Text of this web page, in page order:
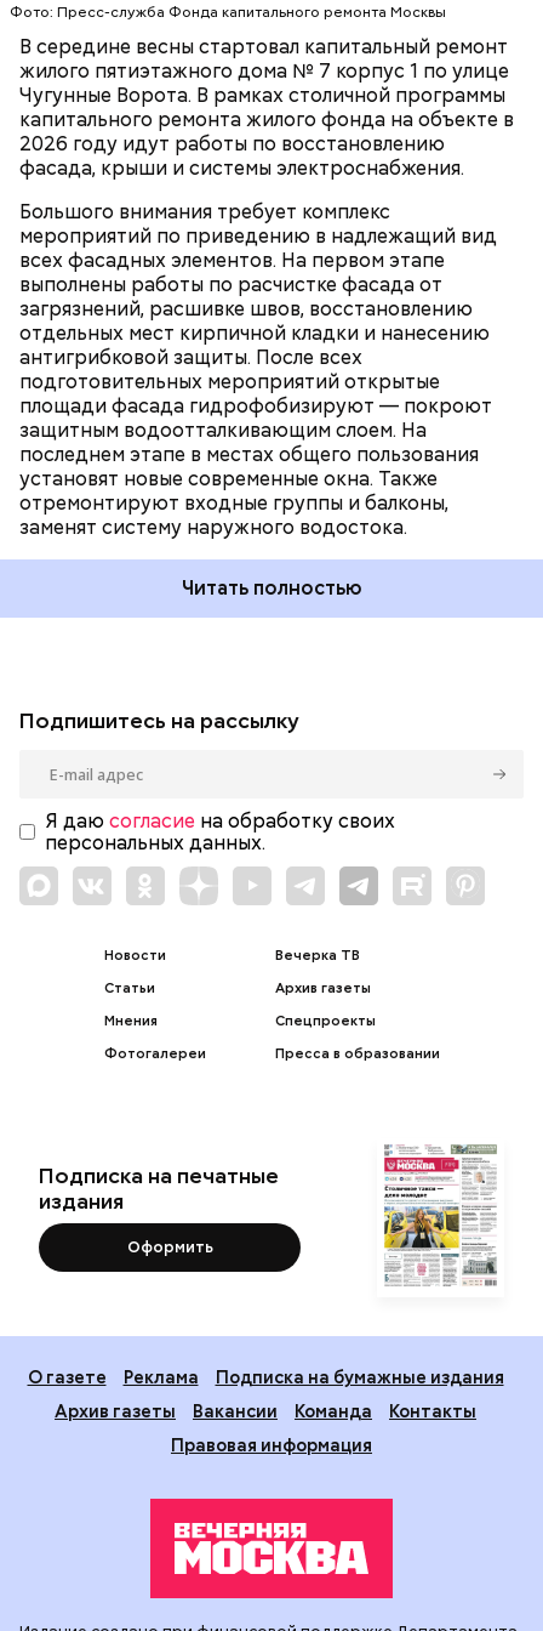
Фото: Пресс-служба Фонда капитального ремонта Москвы
В середине весны стартовал капитальный ремонт
жилого пятиэтажного дома № 7 корпус 1 по улице
Чугунные Ворота. В рамках столичной программы
капитального ремонта жилого фонда на объекте в
2026 году идут работы по восстановлению
фасада, крыши и системы электроснабжения.
Большого внимания требует комплекс
мероприятий по приведению в надлежащий вид
всех фасадных элементов. На первом этапе
выполнены работы по расчистке фасада от
загрязнений, расшивке швов, восстановлению
отдельных мест кирпичной кладки и нанесению
антигрибковой защиты. После всех
подготовительных мероприятий открытые
площади фасада гидрофобизируют — покроют
защитным водоотталкивающим слоем. На
последнем этапе в местах общего пользования
установят новые современные окна. Также
отремонтируют входные группы и балконы,
заменят систему наружного водостока.
На крыше здания специалисты усилят
стропильную систему и заменят обрешетку,
произведут работы по устройству температурно-
влажностного режима и ходового настила. Также в
рамках капитального ремонта в доме обновят
систему электроснабжения.
Читать полностью
РАЙОН ВЫХИНО-ЖУЛЕБИНО
КАПИТАЛЬНЫЙ РЕМОНТ
ЮГО-ВОСТОЧНЫЙ АДМИНИСТРАТИВНЫЙ ОКРУГ
(ЮВАО)
Подпишитесь на рассылку
Я даю согласие на обработку своих
персональных данных.
Новости
Статьи
Мнения
Фотогалереи
Вечерка ТВ
Архив газеты
Спецпроекты
Пресса в образовании
Подписка на печатные
издания
Оформить
О газете Реклама
Подписка на бумажные издания
Архив газеты
Вакансии Команда
Контакты
Правовая информация